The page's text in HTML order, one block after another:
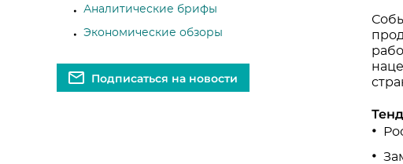
Аналитические брифы
Экономические обзоры
Подписаться на новости